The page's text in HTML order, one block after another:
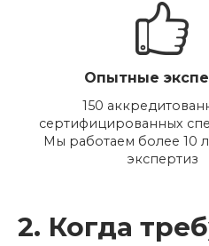
Опытные
150
сертифицированных
Мы работаем более 10
экспертиз
2. Когда